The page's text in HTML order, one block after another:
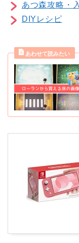
あつ森攻略・
DIYレシピ